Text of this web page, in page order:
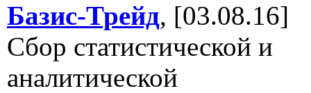
Базис-Трейд, [03.08.16]
Сбор статистической и
аналитической